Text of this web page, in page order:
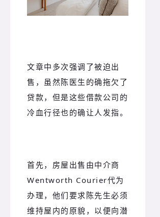
文章中多次强调了被迫出
售，虽然陈医生的确拖欠了
贷款，但是这些借款公司的
冷血行径也的确让人发指。
首先，房屋出售由中介商
Wentworth Courier代为
办理，他们要求陈先生必须
维持屋内的原貌，以便向潜